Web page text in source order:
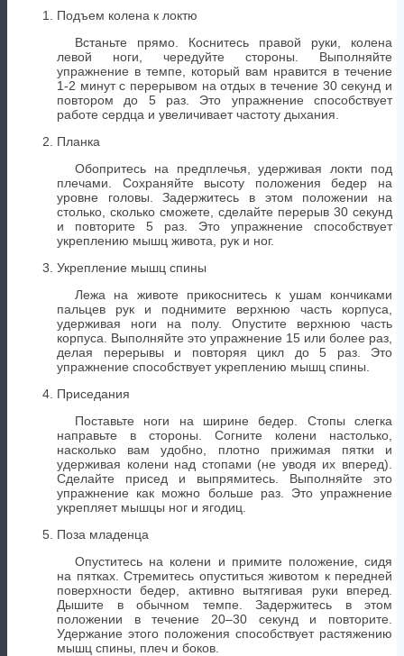
Подъем колена к локтю
Встаньте прямо. Коснитесь правой руки, колена
левой ноги, чередуйте стороны. Выполняйте
упражнение в темпе, который вам нравится в течение
1-2 минут с перерывом на отдых в течение 30 секунд и
повтором до 5 раз. Это упражнение способствует
работе сердца и увеличивает частоту дыхания.
Планка
Обопритесь на предплечья, удерживая локти под
плечами. Сохраняйте высоту положения бедер на
уровне головы. Задержитесь в этом положении на
столько, сколько сможете, сделайте перерыв 30 секунд
и повторите 5 раз. Это упражнение способствует
укреплению мышц живота, рук и ног.
Укрепление мышц спины
Лежа на животе прикоснитесь к ушам кончиками
пальцев рук и поднимите верхнюю часть корпуса,
удерживая ноги на полу. Опустите верхнюю часть
корпуса. Выполняйте это упражнение 15 или более раз,
делая перерывы и повторяя цикл до 5 раз. Это
упражнение способствует укреплению мышц спины.
Приседания
Поставьте ноги на ширине бедер. Стопы слегка
направьте в стороны. Согните колени настолько,
насколько вам удобно, плотно прижимая пятки и
удерживая колени над стопами (не уводя их вперед).
Сделайте присед и выпрямитесь. Выполняйте это
упражнение как можно больше раз. Это упражнение
укрепляет мышцы ног и ягодиц.
Поза младенца
Опуститесь на колени и примите положение, сидя
на пятках. Стремитесь опуститься животом к передней
поверхности бедер, активно вытягивая руки вперед.
Дышите в обычном темпе. Задержитесь в этом
положении в течение 20–30 секунд и повторите.
Удержание этого положения способствует растяжению
мышц спины, плеч и боков.